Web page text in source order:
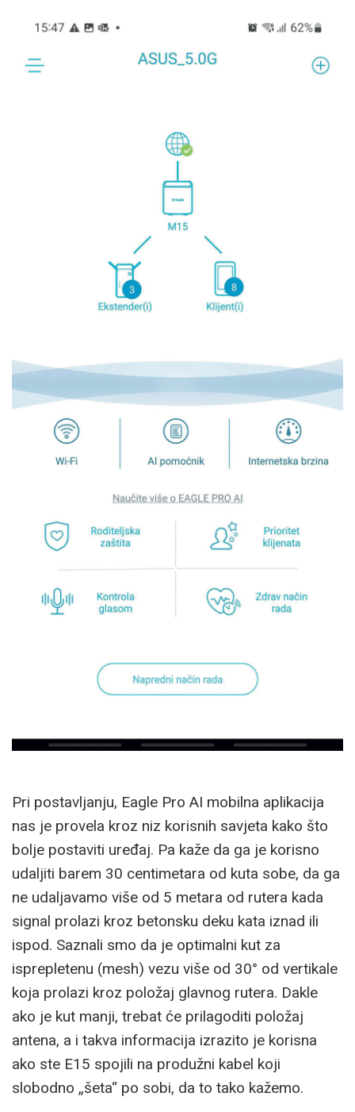
Pri postavljanju, Eagle Pro AI mobilna aplikacija
nas je provela kroz niz korisnih savjeta kako što
bolje postaviti uređaj. Pa kaže da ga je korisno
udaljiti barem 30 centimetara od kuta sobe, da ga
ne udaljavamo više od 5 metara od rutera kada
signal prolazi kroz betonsku deku kata iznad ili
ispod. Saznali smo da je optimalni kut za
isprepletenu (mesh) vezu više od 30° od vertikale
koja prolazi kroz položaj glavnog rutera. Dakle
ako je kut manji, trebat će prilagoditi položaj
antena, a i takva informacija izrazito je korisna
ako ste E15 spojili na produžni kabel koji
slobodno „šeta“ po sobi, da to tako kažemo.